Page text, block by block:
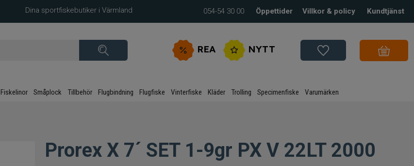
Dina sportfiskebutiker i Värmland 054-54 30 00 Öppettider Villkor & policy Kundtjänst
REA NYTT
Fiskelinor Småplock Tillbehör Flugbindning Flugfiske Vinterfiske Kläder Trolling Specimenfiske Varumärken
Prorex X 7´ SET 1-9gr PX V 22LT 2000